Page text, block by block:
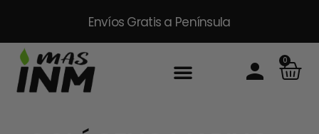
Envíos Gratis a Península
0